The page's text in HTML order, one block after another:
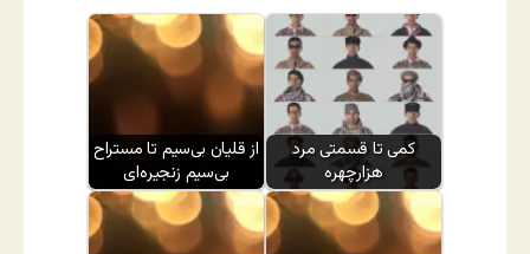
از قلیان بی‌سیم تا مستراح
بی‌سیم زنجیره‌ای
کمی تا قسمتی مرد
هزارچهره